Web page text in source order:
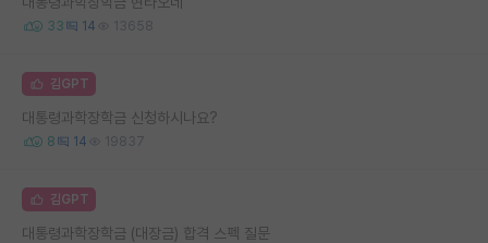
33 14 13658
김GPT
대통령과학장학금 신청하시나요?
8 14 19837
김GPT
대통령과학장학금 (대장금) 합격 스펙 질문